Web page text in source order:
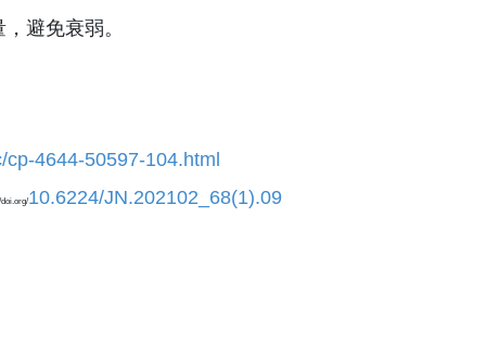
避免衰弱。
4644-50597-104.html
10.6224/JN.202102_68(1).09